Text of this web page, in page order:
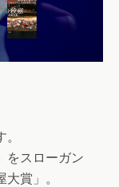
をスローガン
賞」。